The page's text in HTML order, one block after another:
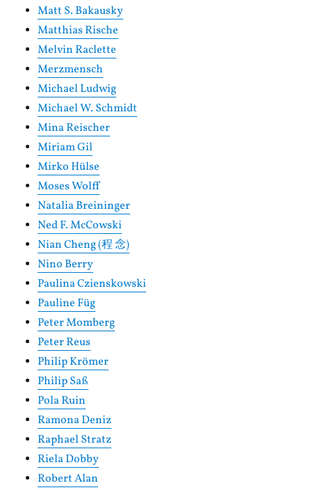
Matt S. Bakausky
Matthias Rische
Melvin Raclette
Merzmensch
Michael Ludwig
Michael W. Schmidt
Mina Reischer
Miriam Gil
Mirko Hülse
Moses Wolff
Natalia Breininger
Ned F. McCowski
Nian Cheng (程 念)
Nino Berry
Paulina Czienskowski
Pauline Füg
Peter Momberg
Peter Reus
Philip Krömer
Philip Saß
Pola Ruin
Ramona Deniz
Raphael Stratz
Riela Dobby
Robert Alan